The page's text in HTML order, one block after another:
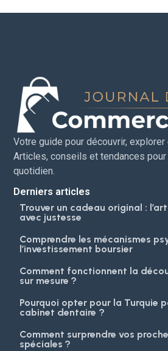
Votre guide pour découvrir,
Articles, conseils et tendances
quotidien.
Derniers articles
Trouver un cadeau original :
avec justesse
Comprendre les mécanismes
l’investissement boursier
Comment fonctionnent la
sur mesure ?
Pourquoi opter pour la Turquie
cabinet dentaire ?
Comment surprendre vos
spéciales ?